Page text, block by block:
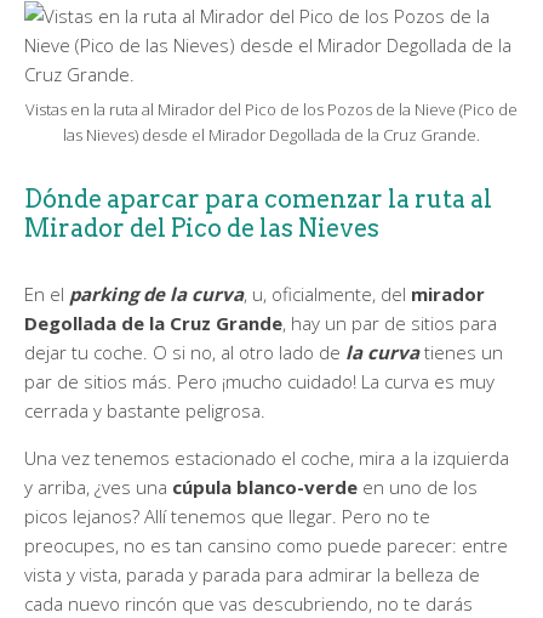
Vistas en la ruta al Mirador del Pico de los Pozos de la Nieve (Pico de
las Nieves) desde el Mirador Degollada de la Cruz Grande.
Dónde aparcar para comenzar la ruta al
Mirador del Pico de las Nieves
En el parking de la curva, u, oficialmente, del mirador
Degollada de la Cruz Grande, hay un par de sitios para
dejar tu coche. O si no, al otro lado de la curvatienes un
par de sitios más. Pero ¡mucho cuidado! La curva es muy
cerrada y bastante peligrosa.
Una vez tenemos estacionado el coche, mira a la izquierda
y arriba, ¿ves una cúpula blanco-verde en uno de los
picos lejanos? Allí tenemos que llegar. Pero no te
preocupes, no es tan cansino como puede parecer: entre
vista y vista, parada y parada para admirar la belleza de
cada nuevo rincón que vas descubriendo, no te darás